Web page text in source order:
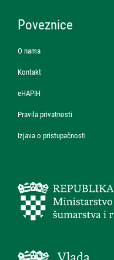
Poveznice
O nama
Kontakt
eHAPIH
Pravila privatnosti
Izjava o pristupačnosti